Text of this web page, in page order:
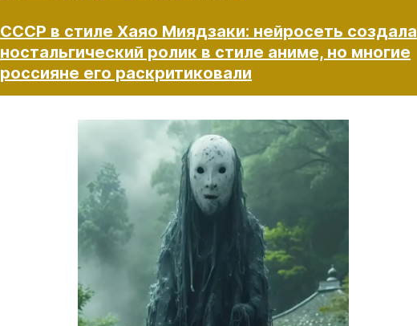
СССР в стиле Хаяо Миядзаки: нейросеть создала
ностальгический ролик в стиле аниме, но многие
россияне его раскритиковали​​​​​​​